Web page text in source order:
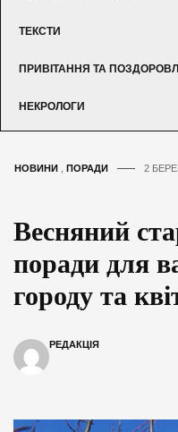
ТЕКСТИ
ПРИВІТАННЯ ТА
НЕКРОЛОГИ
НОВИНИ ПОРАДИ 2
Весняний
поради для
городу та
РЕДАКЦІЯ